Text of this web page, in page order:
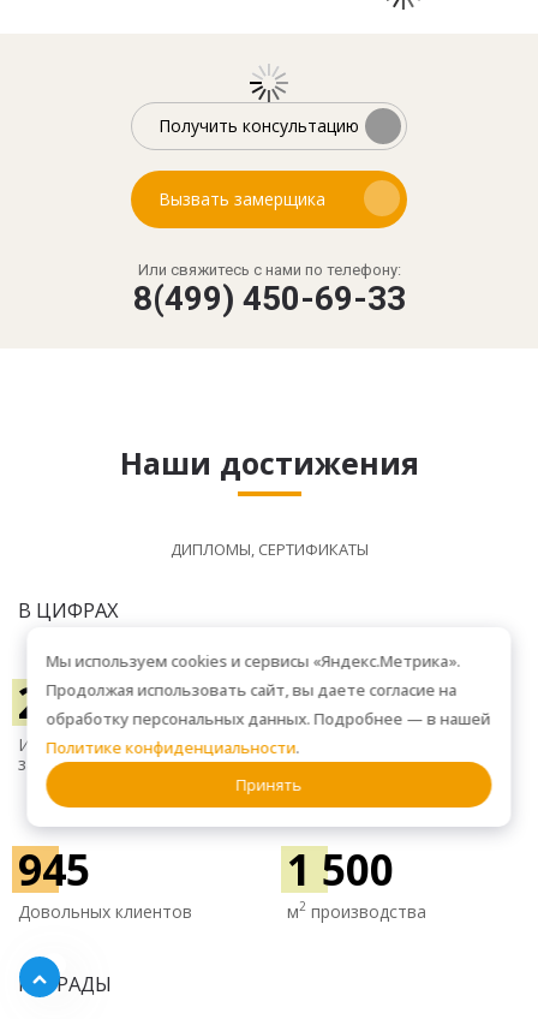
Получить консультацию
Вызвать замерщика
Или свяжитесь с нами по телефону:
8(499) 450-69-33
Наши достижения
ДИПЛОМЫ, СЕРТИФИКАТЫ
В ЦИФРАХ
2 750
Изготовили изделий на
заказ
35 500
Использовали м
МДФ
945
Довольных клиентов
1 500
м2 производства
НАГРАДЫ
Мы используем cookies и сервисы «Яндекс.Метрика».
Продолжая использовать сайт, вы даете согласие на
обработку персональных данных. Подробнее — в нашей
Политике конфиденциальности.
Принять